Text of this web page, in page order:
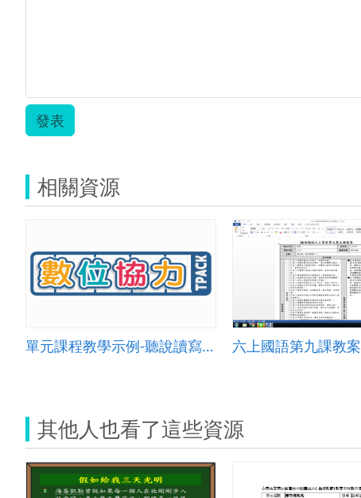
發表
相關資源
單元課程教學示例-聽說讀寫006 六上國語第九課教案
其他人也看了這些資源